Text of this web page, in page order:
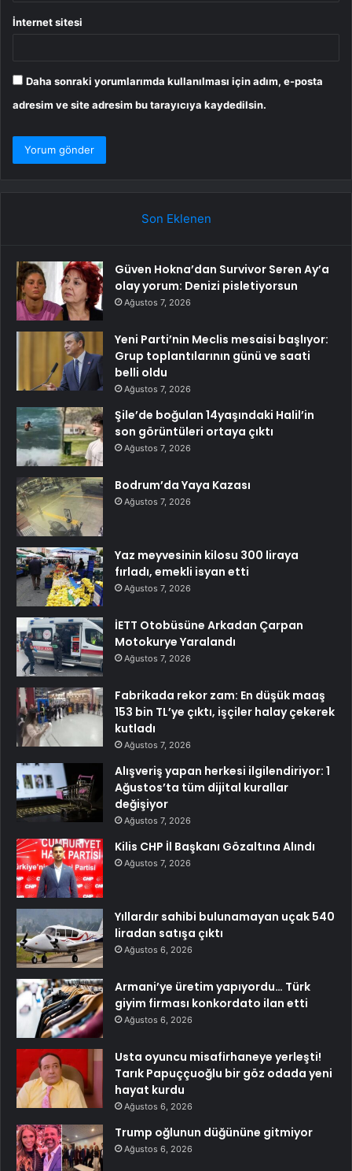
İnternet sitesi
Daha sonraki yorumlarımda kullanılması için adım, e-posta
adresim ve site adresim bu tarayıcıya kaydedilsin.
Son Eklenen
Güven Hokna’dan Survivor Seren Ay’a
olay yorum: Denizi pisletiyorsun
Ağustos 7, 2026
Yeni Parti’nin Meclis mesaisi başlıyor:
Grup toplantılarının günü ve saati
belli oldu
Ağustos 7, 2026
Şile’de boğulan 14yaşındaki Halil’in
son görüntüleri ortaya çıktı
Ağustos 7, 2026
Bodrum’da Yaya Kazası
Ağustos 7, 2026
Yaz meyvesinin kilosu 300 liraya
fırladı, emekli isyan etti
Ağustos 7, 2026
İETT Otobüsüne Arkadan Çarpan
Motokurye Yaralandı
Ağustos 7, 2026
Fabrikada rekor zam: En düşük maaş
153 bin TL’ye çıktı, işçiler halay çekerek
kutladı
Ağustos 7, 2026
Alışveriş yapan herkesi ilgilendiriyor: 1
Ağustos’ta tüm dijital kurallar
değişiyor
Ağustos 7, 2026
Kilis CHP İl Başkanı Gözaltına Alındı
Ağustos 7, 2026
Yıllardır sahibi bulunamayan uçak 540
liradan satışa çıktı
Ağustos 6, 2026
Armani’ye üretim yapıyordu… Türk
giyim firması konkordato ilan etti
Ağustos 6, 2026
Usta oyuncu misafirhaneye yerleşti!
Tarık Papuççuoğlu bir göz odada yeni
hayat kurdu
Ağustos 6, 2026
Trump oğlunun düğününe gitmiyor
Ağustos 6, 2026